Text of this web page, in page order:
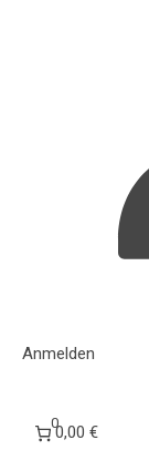
Anmelden
00,00 €